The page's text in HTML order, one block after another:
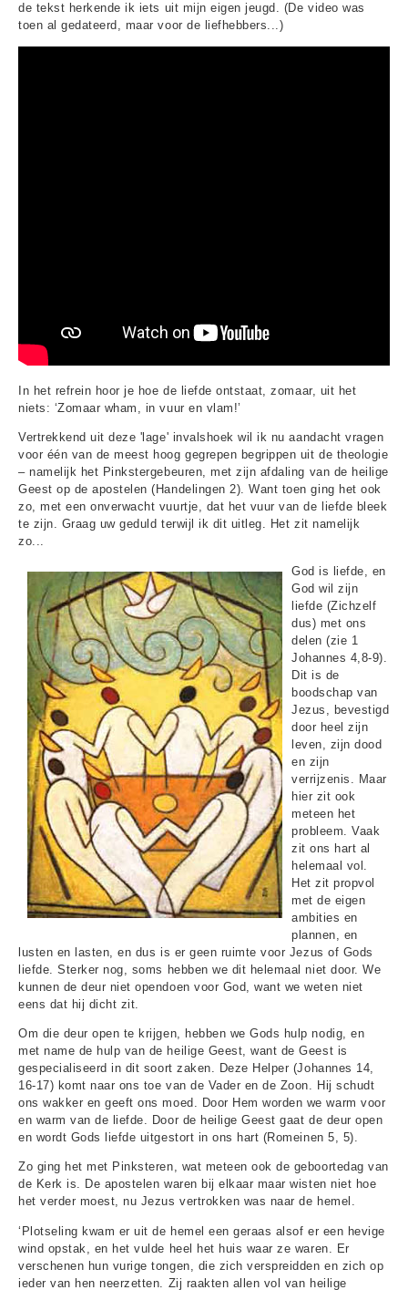
de tekst herkende ik iets uit mijn eigen jeugd. (De video was
toen al gedateerd, maar voor de liefhebbers...)
In het refrein hoor je hoe de liefde ontstaat, zomaar, uit het
niets: ‘Zomaar wham, in vuur en vlam!’
Vertrekkend uit deze 'lage' invalshoek wil ik nu aandacht vragen
voor één van de meest hoog gegrepen begrippen uit de theologie
– namelijk het Pinkstergebeuren, met zijn afdaling van de heilige
Geest op de apostelen (Handelingen 2). Want toen ging het ook
zo, met een onverwacht vuurtje, dat het vuur van de liefde bleek
te zijn. Graag uw geduld terwijl ik dit uitleg. Het zit namelijk
zo...
God is liefde, en
God wil zijn
liefde (Zichzelf
dus) met ons
delen (zie 1
Johannes 4,8-9).
Dit is de
boodschap van
Jezus, bevestigd
door heel zijn
leven, zijn dood
en zijn
verrijzenis. Maar
hier zit ook
meteen het
probleem. Vaak
zit ons hart al
helemaal vol.
Het zit propvol
met de eigen
ambities en
plannen, en
lusten en lasten, en dus is er geen ruimte voor Jezus of Gods
liefde. Sterker nog, soms hebben we dit helemaal niet door. We
kunnen de deur niet opendoen voor God, want we weten niet
eens dat hij dicht zit.
Om die deur open te krijgen, hebben we Gods hulp nodig, en
met name de hulp van de heilige Geest, want de Geest is
gespecialiseerd in dit soort zaken. Deze Helper (Johannes 14,
16-17) komt naar ons toe van de Vader en de Zoon. Hij schudt
ons wakker en geeft ons moed. Door Hem worden we warm voor
en warm van de liefde. Door de heilige Geest gaat de deur open
en wordt Gods liefde uitgestort in ons hart (Romeinen 5, 5).
Zo ging het met Pinksteren, wat meteen ook de geboortedag van
de Kerk is. De apostelen waren bij elkaar maar wisten niet hoe
het verder moest, nu Jezus vertrokken was naar de hemel.
‘Plotseling kwam er uit de hemel een geraas alsof er een hevige
wind opstak, en het vulde heel het huis waar ze waren. Er
verschenen hun vurige tongen, die zich verspreidden en zich op
ieder van hen neerzetten. Zij raakten allen vol van heilige